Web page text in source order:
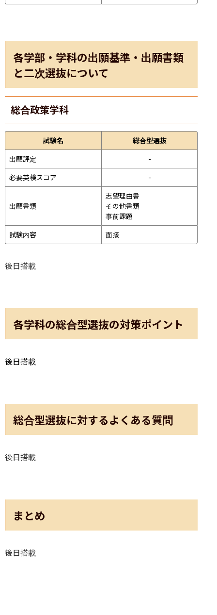
各学部・学科の出願基準・出願書類
と二次選抜について
総合政策学科
試験名
総合型選抜
出願評定
-
必要英検スコア
-
出願書類
志望理由書
その他書類
事前課題
試験内容
面接
後日搭載
各学科の総合型選抜の対策ポイント
後日搭載
総合型選抜に対するよくある質問
後日搭載
まとめ
後日搭載